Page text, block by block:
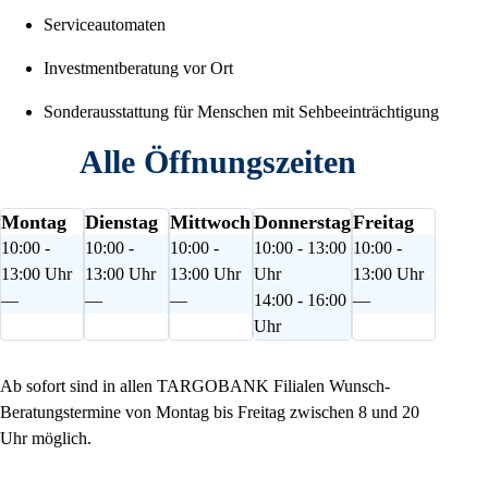
Serviceautomaten
Investmentberatung vor Ort
Sonderausstattung für Menschen mit Sehbeeinträchtigung
Alle Öffnungszeiten
Montag
10:00 -
13:00 Uhr
—
Dienstag
10:00 -
13:00 Uhr
—
Mittwoch
10:00 -
13:00 Uhr
—
Donnerstag
10:00 - 13:00
Uhr
14:00 - 16:00
Uhr
Freitag
10:00 -
13:00 Uhr
—
Ab sofort sind in allen TARGOBANK Filialen Wunsch-
Beratungstermine von Montag bis Freitag zwischen 8 und 20
Uhr möglich.